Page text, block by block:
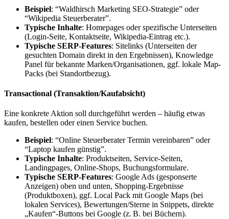
Beispiel: “Waldhirsch Marketing SEO-Strategie” oder
“Wikipedia Steuerberater”.
Typische Inhalte: Homepages oder spezifische Unterseiten
(Login-Seite, Kontaktseite, Wikipedia-Eintrag etc.).
Typische SERP-Features: Sitelinks (Unterseiten der
gesuchten Domain direkt in den Ergebnissen), Knowledge
Panel für bekannte Marken/Organisationen, ggf. lokale Map-
Packs (bei Standortbezug).
Transactional (Transaktion/Kaufabsicht)
Eine konkrete Aktion soll durchgeführt werden – häufig etwas
kaufen, bestellen oder einen Service buchen.
Beispiel: “Online Steuerberater Termin vereinbaren” oder
“Laptop kaufen günstig”.
Typische Inhalte: Produktseiten, Service-Seiten,
Landingpages, Online-Shops, Buchungsformulare.
Typische SERP-Features: Google Ads (gesponserte
Anzeigen) oben und unten, Shopping-Ergebnisse
(Produktboxen), ggf. Local Pack mit Google Maps (bei
lokalen Services), Bewertungen/Sterne in Snippets, direkte
„Kaufen“-Buttons bei Google (z. B. bei Büchern).